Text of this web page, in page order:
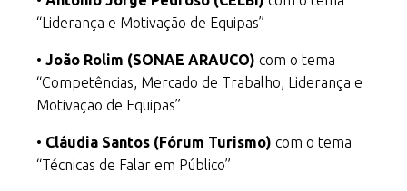
“Liderança e Motivação de Equipas”
• João Rolim (SONAE ARAUCO) com o tema
“Competências, Mercado de Trabalho, Liderança e
Motivação de Equipas”
• Cláudia Santos (Fórum Turismo) com o tema
“Técnicas de Falar em Público”